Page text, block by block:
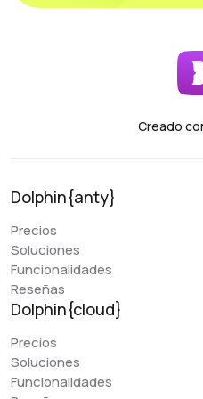
Interfaz fácil de usar:
Seguridad: Puedes
autenticación de dos
Funcionalidad: Todos
ordenador de
siempre a tu
a cualquier hora del día.
Creado
Dolphin{anty}
Precios
Soluciones
Funcionalidades
Reseñas
Dolphin{cloud}
Precios
Soluciones
Funcionalidades